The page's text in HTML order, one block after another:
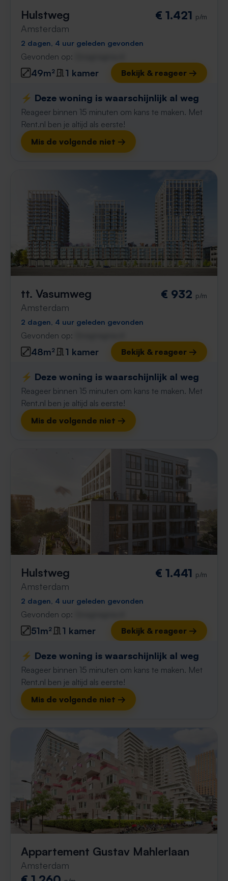
Hulstweg
Amsterdam
€ 1.421 p/m
2 dagen, 4 uur geleden gevonden
Gevonden op:
49m² 1 kamer Bekijk & reageer →
⚡️ Deze woning is waarschijnlijk al weg
Reageer binnen 15 minuten om kans te maken. Met
Rent.nl ben je altijd als eerste!
Mis de volgende niet →
tt. Vasumweg
Amsterdam
€ 932 p/m
2 dagen, 4 uur geleden gevonden
Gevonden op:
48m² 1 kamer Bekijk & reageer →
⚡️ Deze woning is waarschijnlijk al weg
Reageer binnen 15 minuten om kans te maken. Met
Rent.nl ben je altijd als eerste!
Mis de volgende niet →
Hulstweg
Amsterdam
€ 1.441 p/m
2 dagen, 4 uur geleden gevonden
Gevonden op:
51m² 1 kamer Bekijk & reageer →
⚡️ Deze woning is waarschijnlijk al weg
Reageer binnen 15 minuten om kans te maken. Met
Rent.nl ben je altijd als eerste!
Mis de volgende niet →
Appartement Gustav Mahlerlaan
Amsterdam